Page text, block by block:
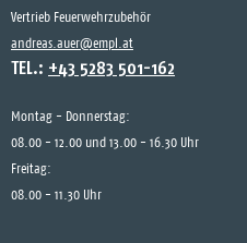
Vertrieb Feuerwehrzubehör
andreas.auer@empl.at
TEL.: +43 5283 501-162
Montag - Donnerstag:
08.00 - 12.00 und 13.00 - 16.30 Uhr
Freitag:
08.00 - 11.30 Uhr